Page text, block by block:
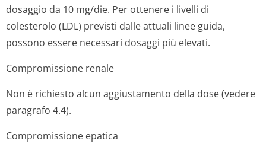
dosaggio da 10 mg/die. Per ottenere i livelli di
colesterolo (LDL) previsti dalle attuali linee guida,
possono essere necessari dosaggi più elevati.
Compromissione renale
Non è richiesto alcun aggiustamento della dose (vedere
paragrafo 4.4).
Compromissione epatica